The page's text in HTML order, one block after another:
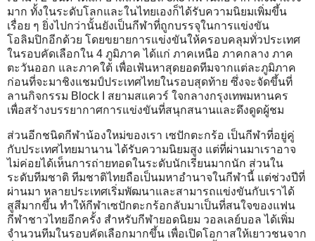
มาก ทั้งในระดับโลกและในไทยเองก็ได้รับความนิยมเพิ่มขึ้น
เรื่อย ๆ ยิ่งไปกว่านั้นยังเป็นกีฬาที่ถูกบรรจุในการแข่งขัน
โอลิมปิกอีกด้วย โดยขยายการแข่งขันให้ครอบคลุมทั่วประเทศ
ในรอบคัดเลือกใน 4 ภูมิภาค ได้แก่ ภาคเหนือ ภาคกลาง ภาค
ตะวันออก และภาคใต้ เพื่อเฟ้นหาสุดยอดทีมจากแต่ละภูมิภาค
ก่อนที่จะมาชิงแชมป์ประเทศไทยในรอบสุดท้าย ซึ่งจะจัดขึ้นที่
ลานกิจกรรม Block I สยามสแควร์ ใจกลางกรุงเทพมหานคร
เพื่อสร้างบรรยากาศการแข่งขันที่สนุกสนานและดึงดูดผู้ชม
ส่วนอีกชนิดกีฬาน้องใหม่ของเรา เซปักตะกร้อ เป็นกีฬาที่อยู่คู่
กับประเทศไทยมานาน ได้รับความนิยมสูง แต่ที่ผ่านมาเราอาจ
ไม่ค่อยได้เห็นการถ่ายทอดในระดับนักเรียนมากนัก ส่วนใน
ระดับทีมชาติ ทีมชาติไทยถือเป็นมหาอำนาจในกีฬานี้ แต่ช่วงปีที่
ผ่านมา หลายประเทศเริ่มพัฒนาและสามารถแข่งขันกับเราได้
สูสีมากขึ้น ทำให้กีฬาเซปักตะกร้อกลับมาเป็นที่สนใจของแฟน
กีฬาชาวไทยอีกครั้ง สำหรับกีฬายอดนิยม วอลเลย์บอล ได้เพิ่ม
จำนวนทีมในรอบคัดเลือกมากขึ้น เพื่อเปิดโอกาสให้เยาวชนจาก